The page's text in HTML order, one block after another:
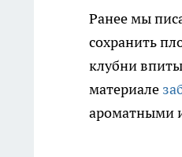
Ранее мы
сохранить
клубни
материале
ароматными